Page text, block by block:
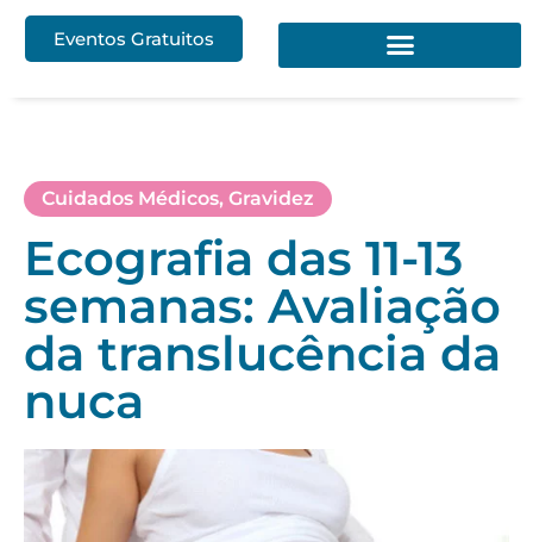
Eventos Gratuitos
Cuidados Médicos, Gravidez
Ecografia das 11-13
semanas: Avaliação
da translucência da
nuca